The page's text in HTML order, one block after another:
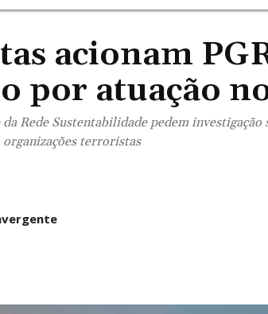
acionam
por atuação
Rede Sustentabilidade pedem
organizações terroristas